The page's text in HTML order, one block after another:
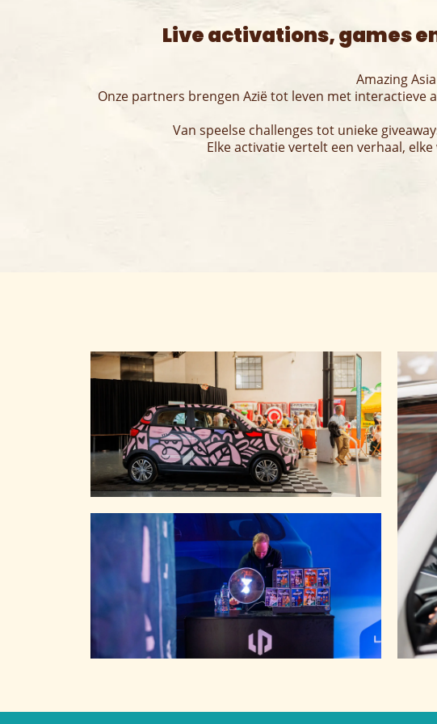
Live activations, games
Amazing
Onze partners brengen Azië tot leven met interactieve
Van speelse challenges tot unieke
Elke activatie vertelt een verhaal,